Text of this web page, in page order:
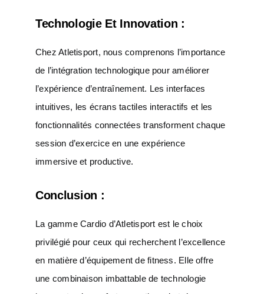
Technologie Et Innovation :
Chez Atletisport, nous comprenons l’importance
de l’intégration technologique pour améliorer
l’expérience d’entraînement. Les interfaces
intuitives, les écrans tactiles interactifs et les
fonctionnalités connectées transforment chaque
session d’exercice en une expérience
immersive et productive.
Conclusion :
La gamme Cardio d’Atletisport est le choix
privilégié pour ceux qui recherchent l’excellence
en matière d’équipement de fitness. Elle offre
une combinaison imbattable de technologie